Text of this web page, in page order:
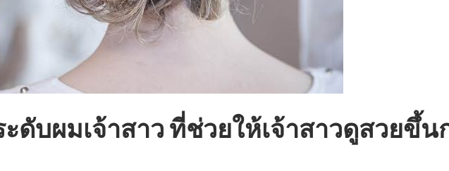
ะดับผมเจ้าสาว ที่ช่วยให้เจ้าสาวดูสวยขึ้น